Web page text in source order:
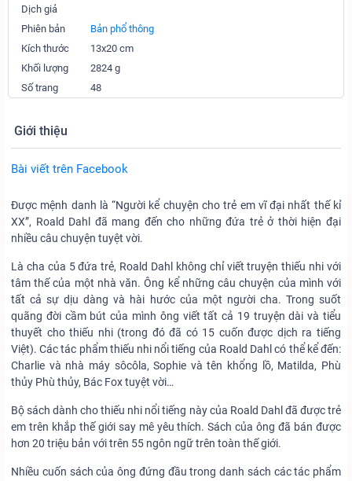
Dịch giả
Phiên bản
Bản phổ thông
Kích thước
13x20 cm
Khối lượng
2824 g
Số trang
48
Giới thiệu
Bài viết trên Facebook
Được mệnh danh là “Người kể chuyện cho trẻ em vĩ đại nhất thế kỉ
XX”, Roald Dahl đã mang đến cho những đứa trẻ ở thời hiện đại
nhiều câu chuyện tuyệt vời.
Là cha của 5 đứa trẻ, Roald Dahl không chỉ viết truyện thiếu nhi với
tâm thế của một nhà văn. Ông kể những câu chuyện của mình với
tất cả sự dịu dàng và hài hước của một người cha. Trong suốt
quãng đời cầm bút của mình ông viết tất cả 19 truyện dài và tiểu
thuyết cho thiếu nhi (trong đó đã có 15 cuốn được dịch ra tiếng
Việt). Các tác phẩm thiếu nhi nổi tiếng của Roald Dahl có thể kể đến:
Charlie và nhà máy sôcôla, Sophie và tên khổng lồ, Matilda, Phù
thủy Phù thủy, Bác Fox tuyệt vời…
Bộ sách dành cho thiếu nhi nổi tiếng này của Roald Dahl đã được trẻ
em trên khắp thế giới say mê yêu thích. Sách của ông đã bán được
hơn 20 triệu bản với trên 55 ngôn ngữ trên toàn thế giới.
Nhiều cuốn sách của ông đứng đầu trong danh sách các tác phẩm